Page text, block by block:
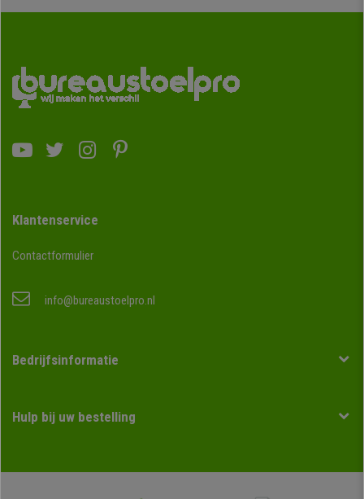
Klantenservice
Contactformulier
info@bureaustoelpro.nl
Bedrijfsinformatie
Hulp bij uw bestelling